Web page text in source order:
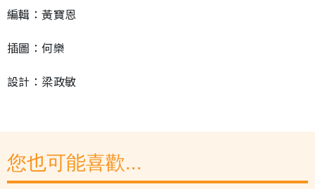
編輯：黃寶恩
插圖：何樂
設計：梁政敏
您也可能喜歡...